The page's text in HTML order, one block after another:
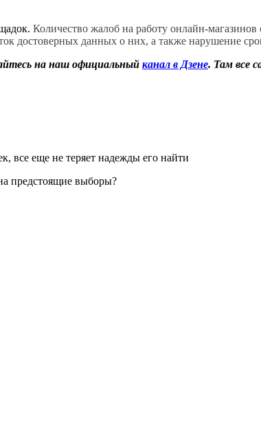
Количество жалоб на работу онлайн-магазинов
достоверных данных о них, а также нарушение
на наш официальный канал в Дзене. Там все
все еще не теряет надежды его найти
предстоящие выборы?